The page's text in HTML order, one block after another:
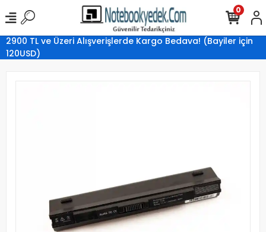
2900 TL ve Üzeri Alışverişlerde Kargo Bedava! (Bayiler için
120USD)
0